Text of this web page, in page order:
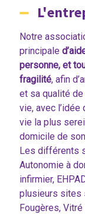
Notre
principale
personne, et
fragilité, afin
et sa qualité
vie, avec
vie la plus
domicile de
Les différents
Autonomie à
infirmier,
plusieurs sites
Fougères, Vitré